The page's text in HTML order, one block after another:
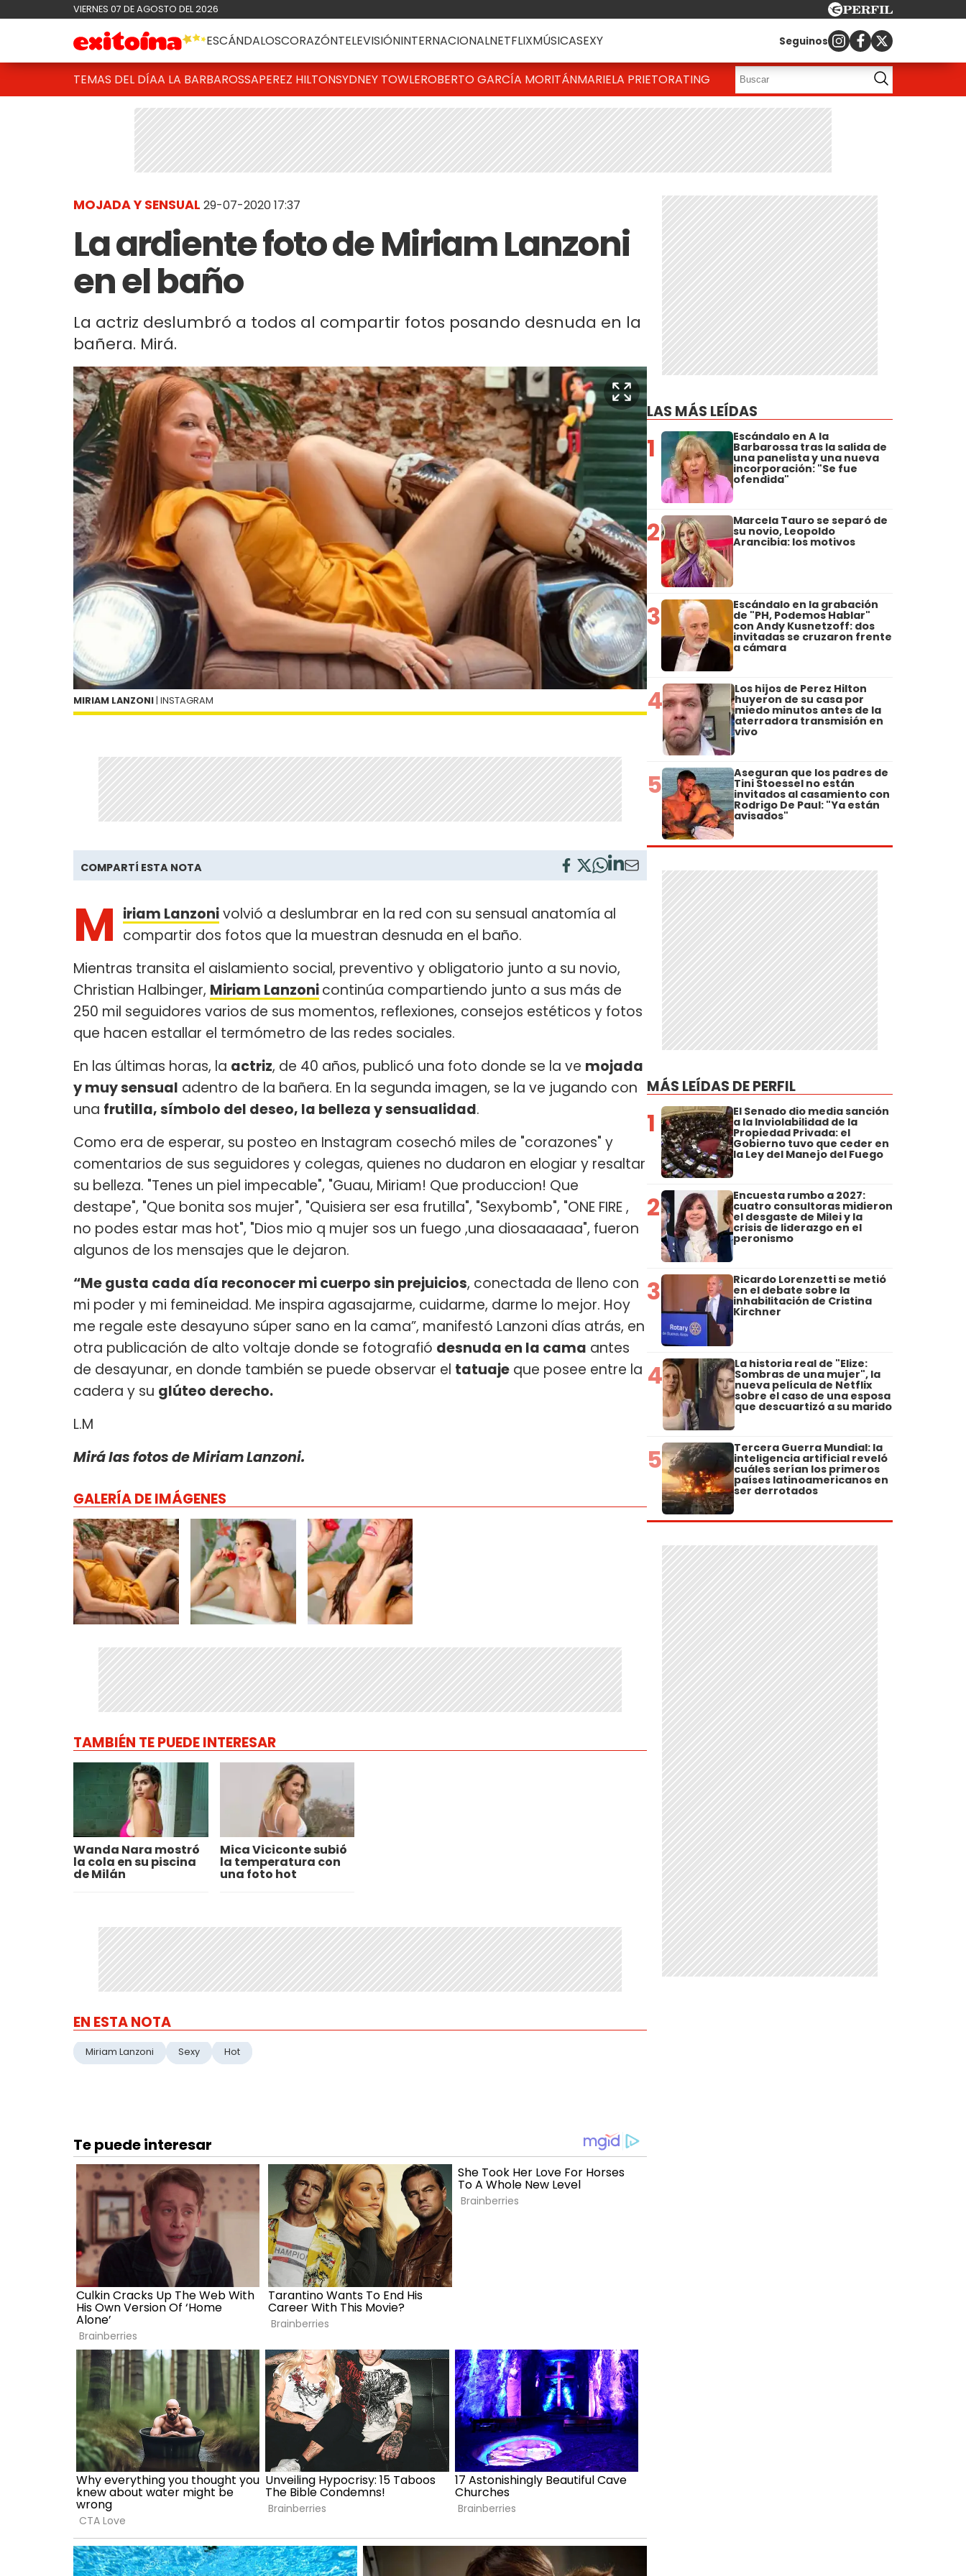
VIERNES 07 DE AGOSTO DEL 2026
ESCÁNDALOSCORAZÓNTELEVISIÓNINTERNACIONALNETFLIXMÚSICASEXY Seguinos
TEMAS DEL DÍAA LA BARBAROSSAPEREZ HILTONSYDNEY TOWLEROBERTO GARCÍA MORITÁNMARIELA PRIETORATING
MOJADA Y SENSUAL 29-07-2020 17:37
La ardiente foto de Miriam Lanzoni
en el baño
La actriz deslumbró a todos al compartir fotos posando desnuda en la
bañera. Mirá.
MIRIAM LANZONI | INSTAGRAM
COMPARTÍ ESTA NOTA
M iriam Lanzonivolvió a deslumbrar en la red con su sensual anatomía al
compartir dos fotos que la muestran desnuda en el baño.
Mientras transita el aislamiento social, preventivo y obligatorio junto a su novio,
Christian Halbinger, Miriam Lanzonicontinúa compartiendo junto a sus más de
250 mil seguidores varios de sus momentos, reflexiones, consejos estéticos y fotos
que hacen estallar el termómetro de las redes sociales.
En las últimas horas, la actriz, de 40 años, publicó una foto donde se la ve mojada
y muy sensual adentro de la bañera. En la segunda imagen, se la ve jugando con
una frutilla, símbolo del deseo, la belleza y sensualidad.
Como era de esperar, su posteo en Instagram cosechó miles de "corazones" y
comentarios de sus seguidores y colegas, quienes no dudaron en elogiar y resaltar
su belleza. "Tenes un piel impecable", "Guau, Miriam! Que produccion! Que
destape", "Que bonita sos mujer", "Quisiera ser esa frutilla", "Sexybomb", "ONE FIRE ,
no podes estar mas hot", "Dios mio q mujer sos un fuego ,una diosaaaaaa", fueron
algunos de los mensajes que le dejaron.
“Me gusta cada día reconocer mi cuerpo sin prejuicios, conectada de lleno con
mi poder y mi femineidad. Me inspira agasajarme, cuidarme, darme lo mejor. Hoy
me regale este desayuno súper sano en la cama”, manifestó Lanzoni días atrás, en
otra publicación de alto voltaje donde se fotografió desnuda en la cama antes
de desayunar, en donde también se puede observar el tatuaje que posee entre la
cadera y su glúteo derecho.
L.M
Mirá las fotos de Miriam Lanzoni.
GALERÍA DE IMÁGENES
TAMBIÉN TE PUEDE INTERESAR
Wanda Nara mostró
la cola en su piscina
de Milán
Mica Viciconte subió
la temperatura con
una foto hot
EN ESTA NOTA
Miriam Lanzoni Sexy Hot
LAS MÁS LEÍDAS
1 Escándalo en A la
Barbarossa tras la salida de
una panelista y una nueva
incorporación: "Se fue
ofendida"
2 Marcela Tauro se separó de
su novio, Leopoldo
Arancibia: los motivos
3 Escándalo en la grabación
de "PH, Podemos Hablar"
con Andy Kusnetzoff: dos
invitadas se cruzaron frente
a cámara
4 Los hijos de Perez Hilton
huyeron de su casa por
miedo minutos antes de la
aterradora transmisión en
vivo
5 Aseguran que los padres de
Tini Stoessel no están
invitados al casamiento con
Rodrigo De Paul: "Ya están
avisados"
MÁS LEÍDAS DE PERFIL
1 El Senado dio media sanción
a la Inviolabilidad de la
Propiedad Privada: el
Gobierno tuvo que ceder en
la Ley del Manejo del Fuego
2 Encuesta rumbo a 2027:
cuatro consultoras midieron
el desgaste de Milei y la
crisis de liderazgo en el
peronismo
3 Ricardo Lorenzetti se metió
en el debate sobre la
inhabilitación de Cristina
Kirchner
4 La historia real de "Elize:
Sombras de una mujer", la
nueva película de Netflix
sobre el caso de una esposa
que descuartizó a su marido
5 Tercera Guerra Mundial: la
inteligencia artificial reveló
cuáles serían los primeros
países latinoamericanos en
ser derrotados